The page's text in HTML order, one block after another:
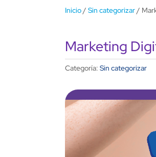
Inicio/ Sin categorizar/
Marketing
Categoría: Sin categorizar